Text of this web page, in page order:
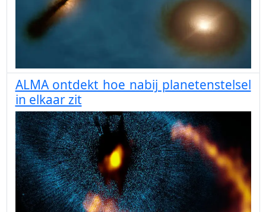
ALMA ontdekt hoe nabij planetenstelsel
in elkaar zit